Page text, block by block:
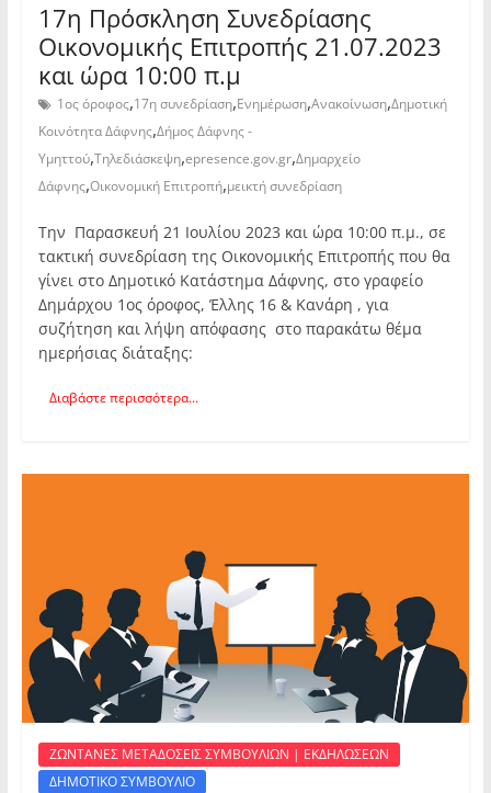
17η Πρόσκληση Συνεδρίασης
Οικονομικής Επιτροπής 21.07.2023
και ώρα 10:00 π.μ
1ος όροφος,17η συνεδρίαση,Ενημέρωση,Ανακοίνωση,Δημοτική
Κοινότητα Δάφνης,Δήμος Δάφνης -
Υμηττού,Τηλεδιάσκεψη,epresence.gov.gr,Δημαρχείο
Δάφνης,Οικονομική Επιτροπή,μεικτή συνεδρίαση
Την Παρασκευή 21 Ιουλίου 2023 και ώρα 10:00 π.μ., σε
τακτική συνεδρίαση της Οικονομικής Επιτροπής που θα
γίνει στο Δημοτικό Κατάστημα Δάφνης, στο γραφείο
Δημάρχου 1ος όροφος, Έλλης 16 & Κανάρη , για
συζήτηση και λήψη απόφασης στο παρακάτω θέμα
ημερήσιας διάταξης:
Διαβάστε περισσότερα...
ΖΩΝΤΑΝΕΣ ΜΕΤΑΔΟΣΕΙΣ ΣΥΜΒΟΥΛΙΩΝ | ΕΚΔΗΛΩΣΕΩΝ
ΔΗΜΟΤΙΚΟ ΣΥΜΒΟΥΛΙΟ